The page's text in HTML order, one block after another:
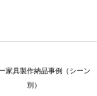
家具製作納品事例（シーン
別）